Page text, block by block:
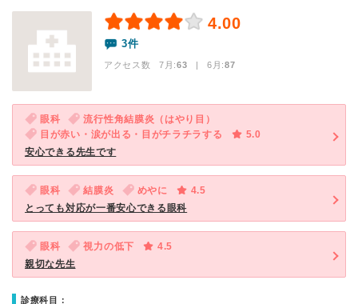
4.00
3件
アクセス数 7月:63 | 6月:87
眼科
流行性角結膜炎（はやり目）
目が赤い・涙が出る・目がチラチラする
5.0
安心できる先生です
眼科 結膜炎 めやに
4.5
とっても対応が一番安心できる眼科
眼科 視力の低下
4.5
親切な先生
診療科目：